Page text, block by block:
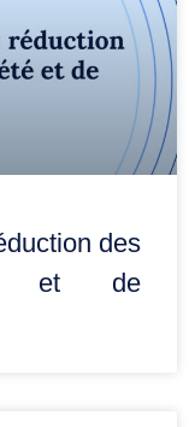
des
et de